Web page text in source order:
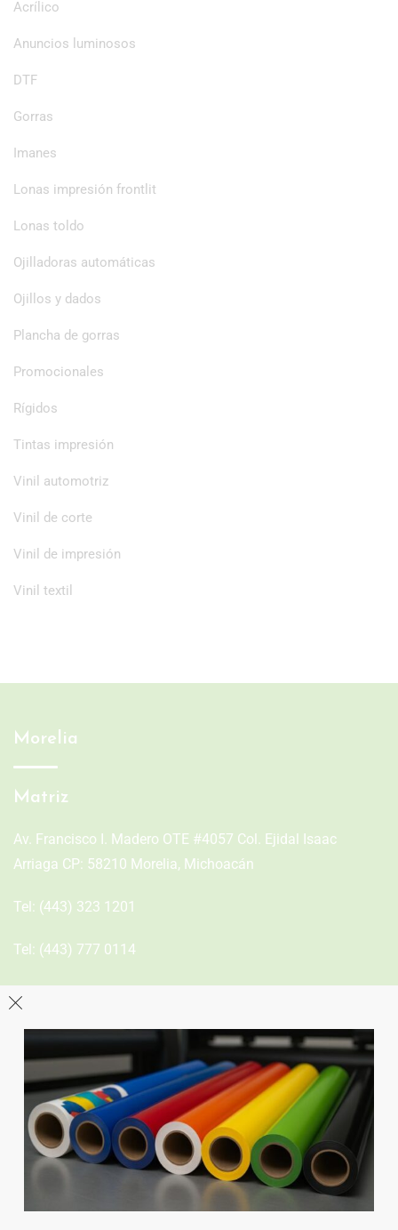
Acrílico
Anuncios luminosos
DTF
Gorras
Imanes
Lonas impresión frontlit
Lonas toldo
Ojilladoras automáticas
Ojillos y dados
Plancha de gorras
Promocionales
Rígidos
Tintas impresión
Vinil automotriz
Vinil de corte
Vinil de impresión
Vinil textil
Morelia
Matriz
Av. Francisco I. Madero OTE #4057 Col. Ejidal Isaac
Arriaga CP: 58210 Morelia, Michoacán
Tel: (443) 323 1201
Tel: (443) 777 0114
León
Sucursal
Av del Astillero 129 Centro bodeguero Las Trojes León,
Guanajuato
Tel:(477) 776 8994